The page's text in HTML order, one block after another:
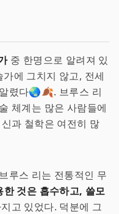
중 한명으로 알려져 있
에 그치지 않고, 전세
렸다🌏🍂. 브루스 리
체계는 많은 사람들에
과 철학은 여전히 많
루스 리는 전통적인 무
한 것은 흡수하고, 쓸모
고 있었다. 덕분에 그